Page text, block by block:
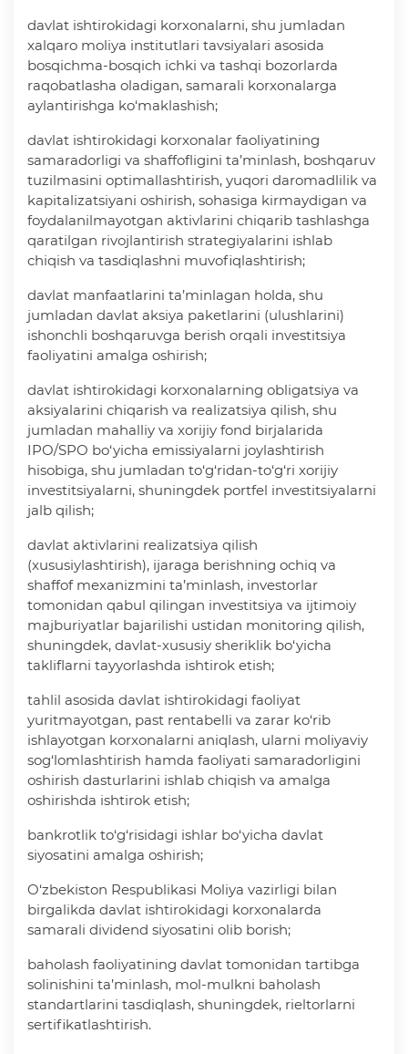
davlat ishtirokidagi korxonalarni, shu jumladan
xalqaro moliya institutlari tavsiyalari asosida
bosqichma-bosqich ichki va tashqi bozorlarda
raqobatlasha oladigan, samarali korxonalarga
aylantirishga ko‘maklashish;
davlat ishtirokidagi korxonalar faoliyatining
samaradorligi va shaffofligini ta’minlash, boshqaruv
tuzilmasini optimallashtirish, yuqori daromadlilik va
kapitalizatsiyani oshirish, sohasiga kirmaydigan va
foydalanilmayotgan aktivlarini chiqarib tashlashga
qaratilgan rivojlantirish strategiyalarini ishlab
chiqish va tasdiqlashni muvofiqlashtirish;
davlat manfaatlarini ta’minlagan holda, shu
jumladan davlat aksiya paketlarini (ulushlarini)
ishonchli boshqaruvga berish orqali investitsiya
faoliyatini amalga oshirish;
davlat ishtirokidagi korxonalarning obligatsiya va
aksiyalarini chiqarish va realizatsiya qilish, shu
jumladan mahalliy va xorijiy fond birjalarida
IPO/SPO bo‘yicha emissiyalarni joylashtirish
hisobiga, shu jumladan to‘g‘ridan-to‘g‘ri xorijiy
investitsiyalarni, shuningdek portfel investitsiyalarni
jalb qilish;
davlat aktivlarini realizatsiya qilish
(xususiylashtirish), ijaraga berishning ochiq va
shaffof mexanizmini ta’minlash, investorlar
tomonidan qabul qilingan investitsiya va ijtimoiy
majburiyatlar bajarilishi ustidan monitoring qilish,
shuningdek, davlat-xususiy sheriklik bo‘yicha
takliflarni tayyorlashda ishtirok etish;
tahlil asosida davlat ishtirokidagi faoliyat
yuritmayotgan, past rentabelli va zarar ko‘rib
ishlayotgan korxonalarni aniqlash, ularni moliyaviy
sog‘lomlashtirish hamda faoliyati samaradorligini
oshirish dasturlarini ishlab chiqish va amalga
oshirishda ishtirok etish;
bankrotlik to‘g‘risidagi ishlar bo‘yicha davlat
siyosatini amalga oshirish;
O‘zbekiston Respublikasi Moliya vazirligi bilan
birgalikda davlat ishtirokidagi korxonalarda
samarali dividend siyosatini olib borish;
baholash faoliyatining davlat tomonidan tartibga
solinishini ta’minlash, mol-mulkni baholash
standartlarini tasdiqlash, shuningdek, rieltorlarni
sertifikatlashtirish.